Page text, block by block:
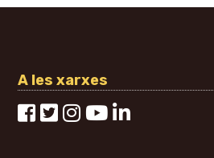
A les xarxes